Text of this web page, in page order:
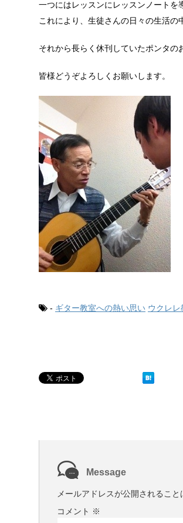
一つにはレッスンにレッスンノートを
これにより、生徒さんの日々の生活の
それから長らく休刊していたポンタの
皆様どうぞよろしくお願いします。
- ギター教室への熱い思い ウクレレ
Message
メールアドレスが公開されること
コメント ※